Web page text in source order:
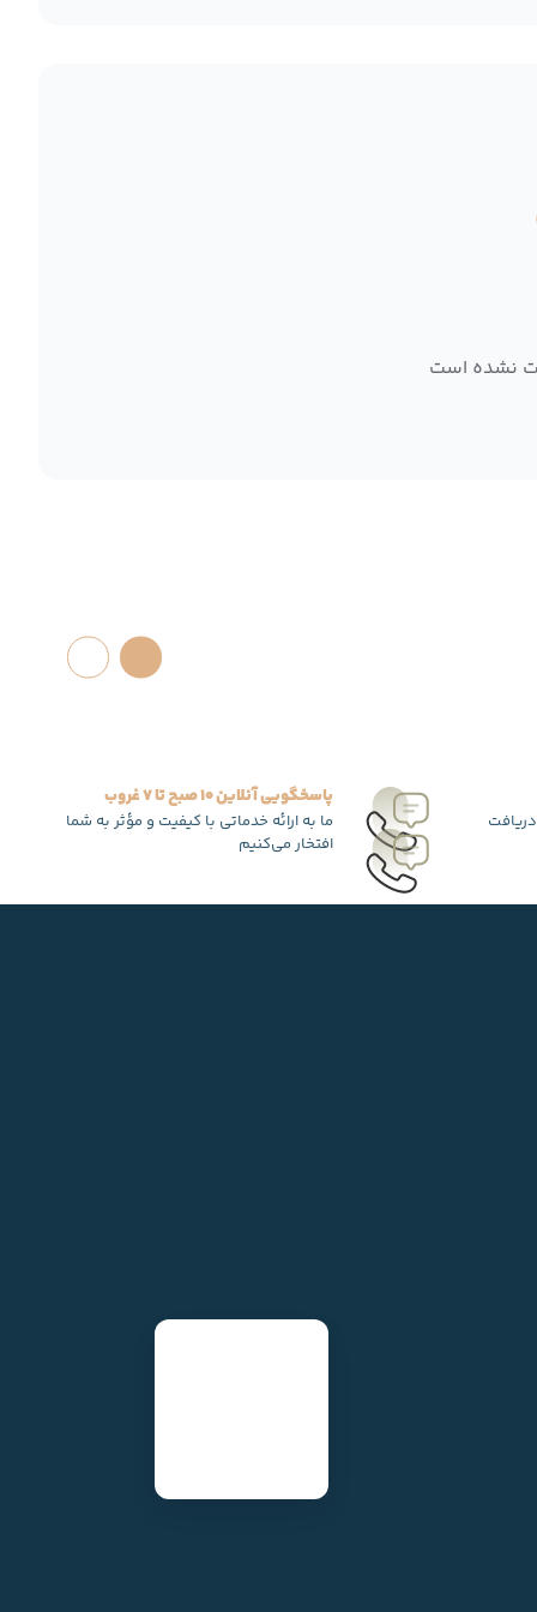
نشده است
پاسخگویی آنلاین 10 صبح تا 7 غروب
ما به ارائه خدماتی با کیفیت و مؤثر به شما
افتخار می‌کنیم